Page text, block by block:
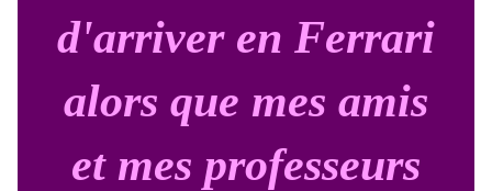
d'arriver en Ferrari
alors que mes amis
et mes professeurs